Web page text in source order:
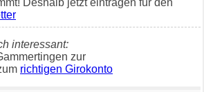
Deshalb jetzt eintragen für den
interessant:
zur
richtigen Girokonto